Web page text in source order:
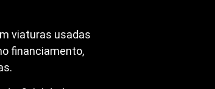
viaturas usadas
financiamento,